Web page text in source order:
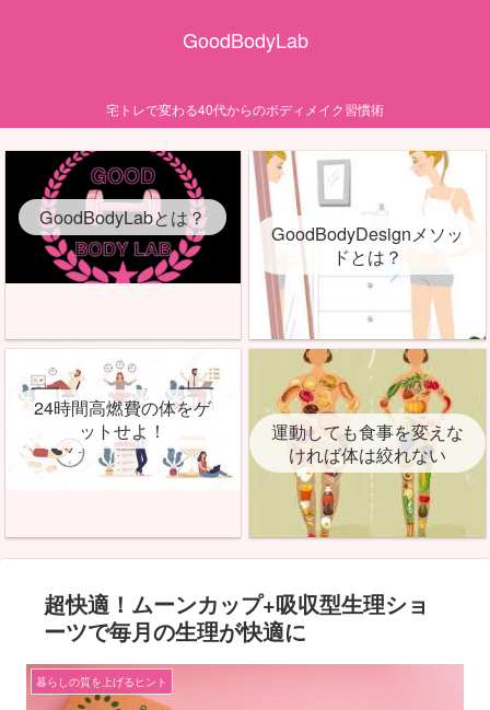
GoodBodyLab
宅トレで変わる40代からのボディメイク習慣術
GoodBodyLabとは？
GoodBodyDesignメソッ
ドとは？
24時間高燃費の体をゲ
ットせよ！
運動しても食事を変えな
ければ体は絞れない
超快適！ムーンカップ+吸収型生理ショ
ーツで毎月の生理が快適に
暮らしの質を上げるヒント